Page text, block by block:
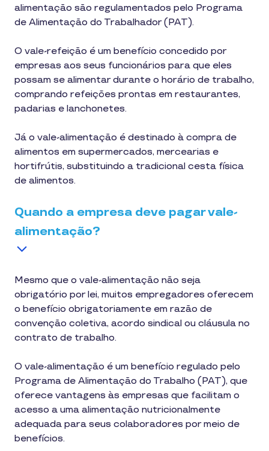
alimentação são regulamentados pelo Programa
de Alimentação do Trabalhador (PAT).
O vale-refeição é um benefício concedido por
empresas aos seus funcionários para que eles
possam se alimentar durante o horário de trabalho,
comprando refeições prontas em restaurantes,
padarias e lanchonetes.
Já o vale-alimentação é destinado à compra de
alimentos em supermercados, mercearias e
hortifrútis, substituindo a tradicional cesta física
de alimentos.
Quando a empresa deve pagar vale-
alimentação?
Mesmo que o vale-alimentação não seja
obrigatório por lei, muitos empregadores oferecem
o benefício obrigatoriamente em razão de
convenção coletiva, acordo sindical ou cláusula no
contrato de trabalho.
O vale-alimentação é um benefício regulado pelo
Programa de Alimentação do Trabalho (PAT), que
oferece vantagens às empresas que facilitam o
acesso a uma alimentação nutricionalmente
adequada para seus colaboradores por meio de
benefícios.